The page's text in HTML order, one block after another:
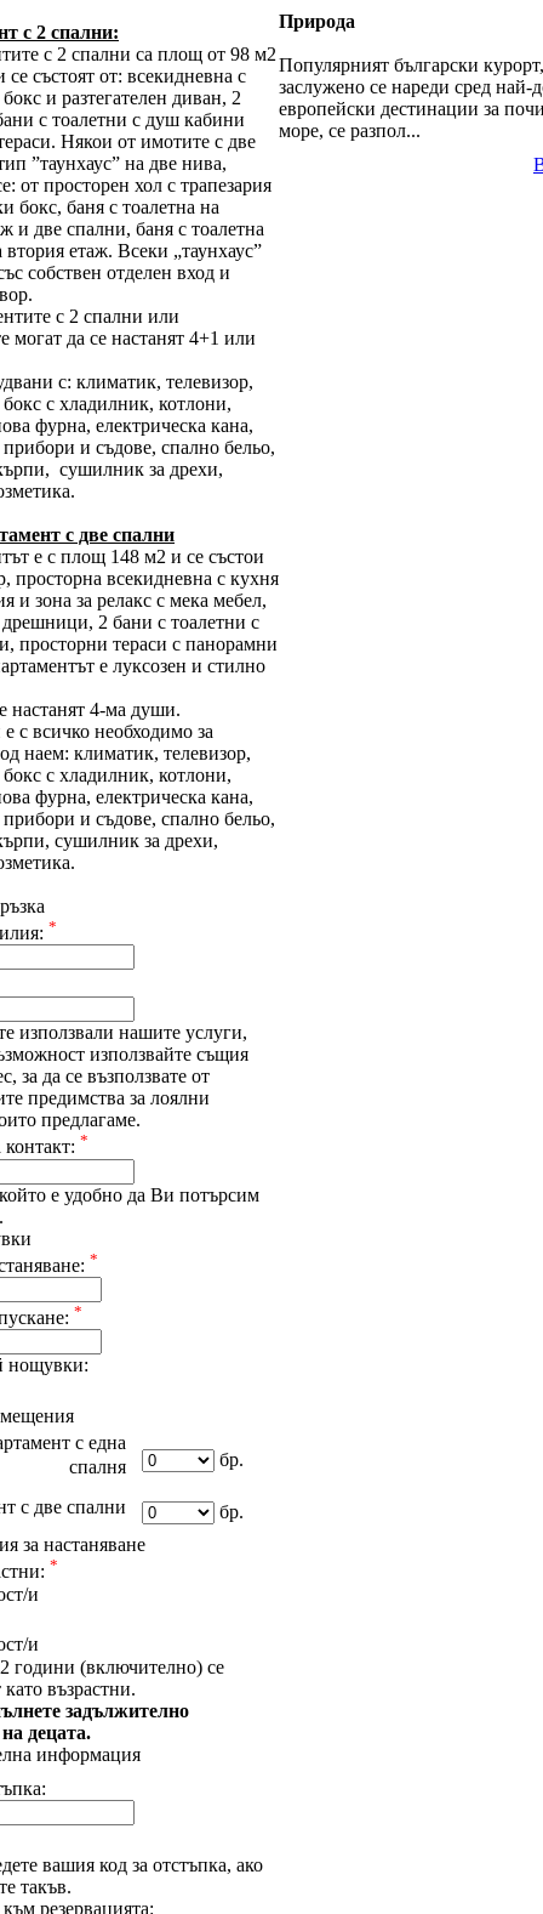
с 2 спални:
с 2 спални са площ от 98 м2
състоят от: всекидневна с
и разтегателен диван, 2
с тоалетни с душ кабини
Някои от имотите с две
”таунхаус” на две нива,
от просторен хол с трапезария
бокс, баня с тоалетна на
и две спални, баня с тоалетна
втория етаж. Всеки „таунхаус”
собствен отделен вход и
с 2 спални или
могат да се настанят 4+1 или
с: климатик, телевизор,
с хладилник, котлони,
фурна, електрическа кана,
и съдове, спално бельо,
сушилник за дрехи,
с две спални
е с площ 148 м2 и се състои
просторна всекидневна с кухня
и зона за релакс с мека мебел,
2 бани с тоалетни с
просторни тераси с панорамни
е луксозен и стилно
настанят 4-ма души.
с всичко необходимо за
наем: климатик, телевизор,
с хладилник, котлони,
фурна, електрическа кана,
и съдове, спално бельо,
сушилник за дрехи,
*
използвали нашите услуги,
използвайте същия
за да се възползвате от
предимства за лоялни
предлагаме.
*
е удобно да Ви потърсим
*
*
нощувки:
с една
спалня
бр.
с две спални
бр.
за настаняване
*
и
и
години (включително) се
като възрастни.
задължително
децата.
информация
вашия код за отстъпка, ако
такъв.
резервацията:
Природа
Популярният български
заслужено се нареди сред най-
европейски дестинации за
море, се разпол...